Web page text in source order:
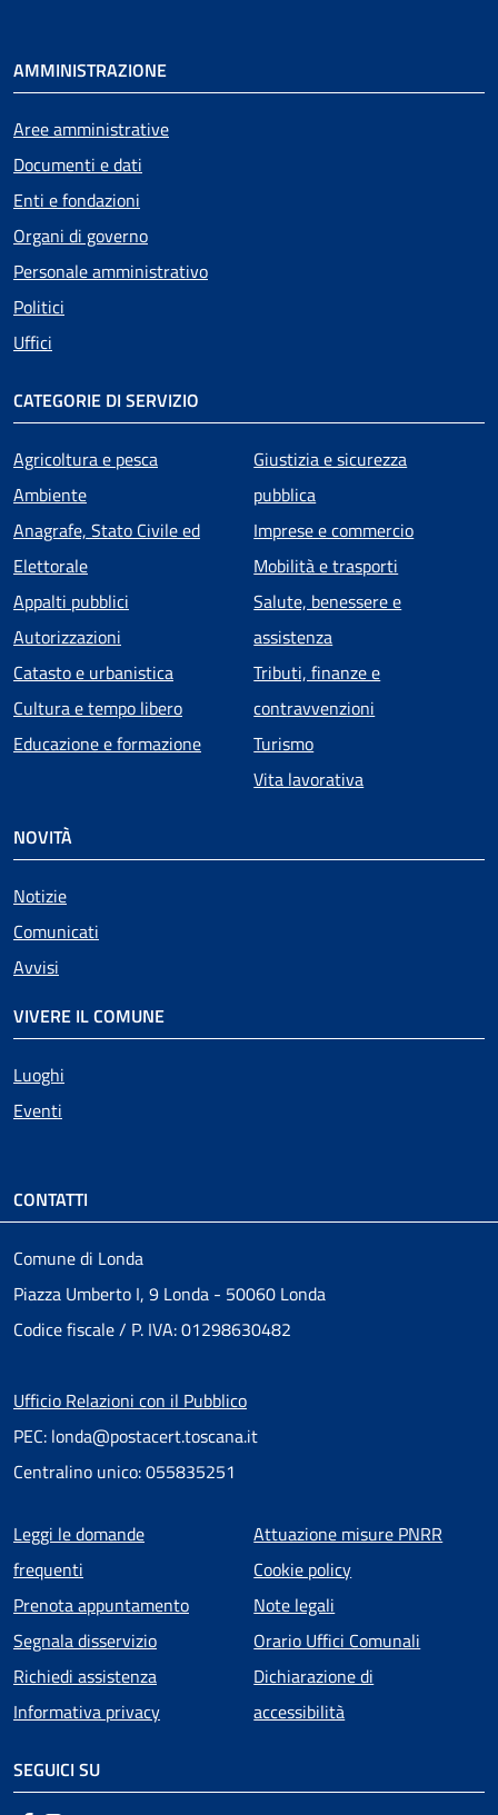
AMMINISTRAZIONE
Aree amministrative
Documenti e dati
Enti e fondazioni
Organi di governo
Personale amministrativo
Politici
Uffici
CATEGORIE DI SERVIZIO
Agricoltura e pesca
Ambiente
Anagrafe, Stato Civile ed
Elettorale
Appalti pubblici
Autorizzazioni
Catasto e urbanistica
Cultura e tempo libero
Educazione e formazione
Giustizia e sicurezza
pubblica
Imprese e commercio
Mobilità e trasporti
Salute, benessere e
assistenza
Tributi, finanze e
contravvenzioni
Turismo
Vita lavorativa
NOVITÀ
Notizie
Comunicati
Avvisi
VIVERE IL COMUNE
Luoghi
Eventi
CONTATTI
Comune di Londa
Piazza Umberto I, 9 Londa - 50060 Londa
Codice fiscale / P. IVA: 01298630482
Ufficio Relazioni con il Pubblico
PEC: londa@postacert.toscana.it
Centralino unico: 055835251
Menu piè di pagina
Leggi le domande
frequenti
Prenota appuntamento
Segnala disservizio
Richiedi assistenza
Informativa privacy
Attuazione misure PNRR
Cookie policy
Note legali
Orario Uffici Comunali
Dichiarazione di
accessibilità
SEGUICI SU